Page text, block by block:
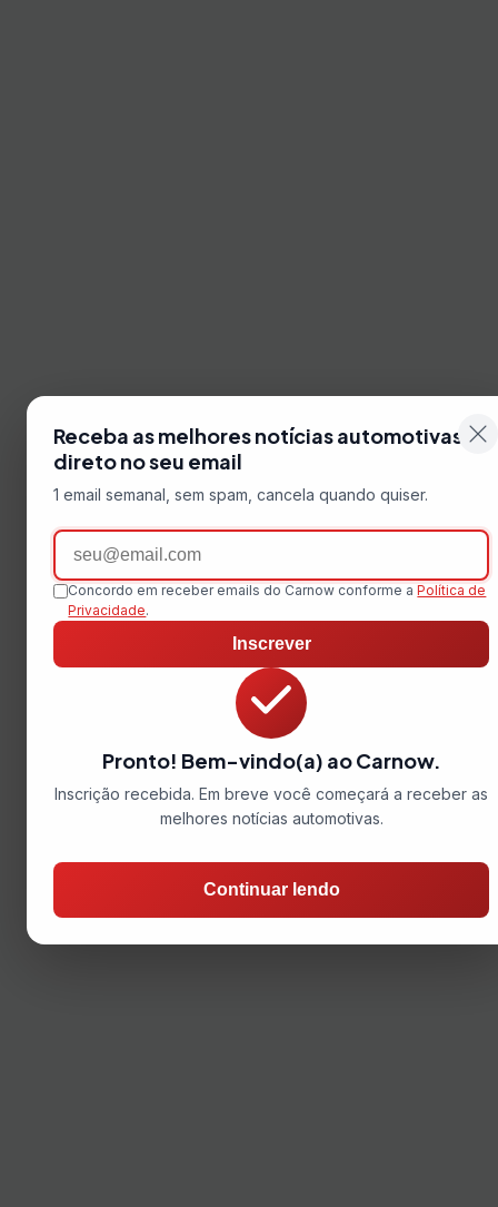
Receba as melhores notícias automotivas
direto no seu email
1 email semanal, sem spam, cancela quando quiser.
Email
Concordo em receber emails do Carnow conforme aPolítica de
Privacidade.
Inscrever
Pronto! Bem-vindo(a) ao Carnow.
Inscrição recebida. Em breve você começará a receber as
melhores notícias automotivas.
Continuar lendo